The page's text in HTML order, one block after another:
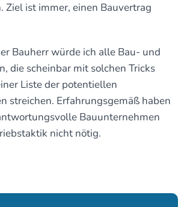
Ziel ist immer, einen Bauvertrag
Bauherr würde ich alle Bau- und
die scheinbar mit solchen Tricks
Liste der potentiellen
streichen. Erfahrungsgemäß haben
Bauunternehmen
nicht nötig.